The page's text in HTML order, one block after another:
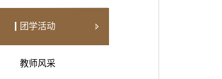
团学活动
教师风采